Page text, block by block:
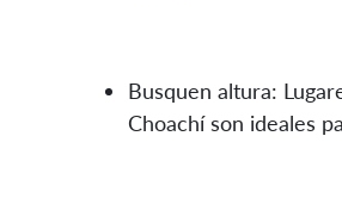
Busquen altura:
Choachí son ideales